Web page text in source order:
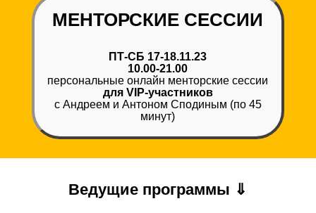
МЕНТОРСКИЕ СЕССИИ
ПТ-СБ 17-18.11.23
10.00-21.00
персональные онлайн менторские сессии
для VIP-участников
с Андреем и Антоном Сподиным (по 45
минут)
Ведущие программы ⇓